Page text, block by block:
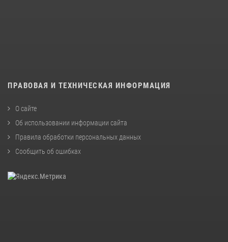
ПРАВОВАЯ И ТЕХНИЧЕСКАЯ ИНФОРМАЦИЯ
О сайте
Об использовании информации сайта
Правила обработки персональных данных
Сообщить об ошибках